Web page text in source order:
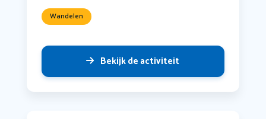
Wandelen
Bekijk de activiteit